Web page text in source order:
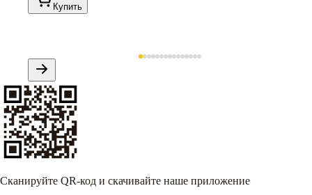
Купить
Сканируйте QR-код и скачивайте наше приложение